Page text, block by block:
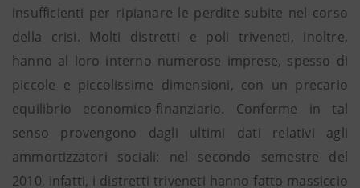
insufficienti per ripianare le perdite subite nel corso
della crisi. Molti distretti e poli triveneti, inoltre,
hanno al loro interno numerose imprese, spesso di
piccole e piccolissime dimensioni, con un precario
equilibrio economico-finanziario. Conferme in tal
senso provengono dagli ultimi dati relativi agli
ammortizzatori sociali: nel secondo semestre del
2010, infatti, i distretti triveneti hanno fatto massiccio